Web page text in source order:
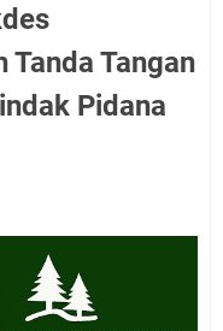
Tangan
Pidana